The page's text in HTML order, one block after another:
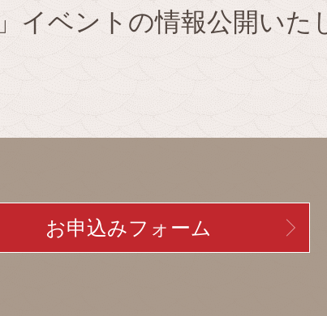
イベントの情報公開いた
お申込みフォーム